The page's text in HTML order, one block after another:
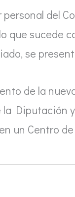
del
que sucede
se
de la
Diputación
un Centro